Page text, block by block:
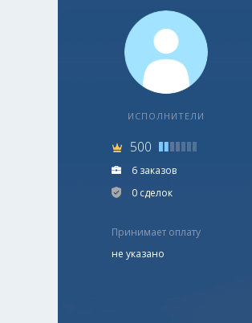
ИСПОЛНИТЕЛИ
500
6 заказов
0 сделок
Принимает оплату
не указано